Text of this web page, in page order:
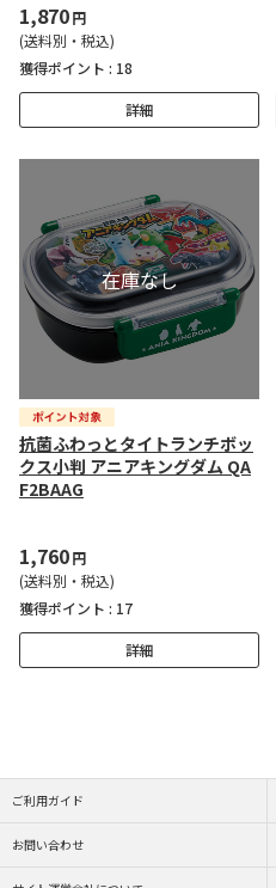
1,870円
(送料別・税込)
獲得ポイント : 18
詳細
抗菌ふわっとタイトランチボッ
クス小判 アニアキングダム QA
F2BAAG
1,760円
(送料別・税込)
獲得ポイント : 17
詳細
ご利用ガイド
お問い合わせ